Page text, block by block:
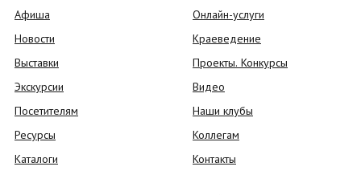
Афиша
Новости
Выставки
Экскурсии
Посетителям
Ресурсы
Каталоги
Онлайн-услуги
Краеведение
Проекты. Конкурсы
Видео
Наши клубы
Коллегам
Контакты